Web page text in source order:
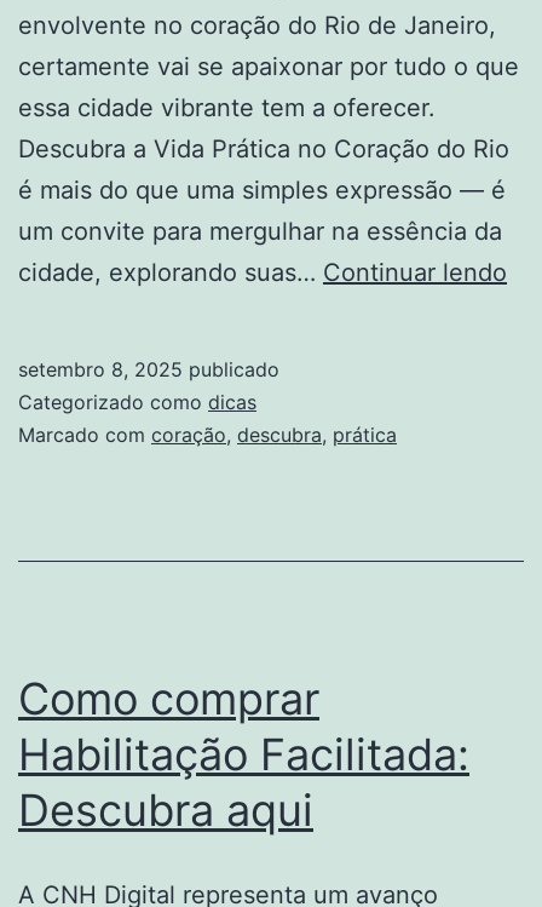
envolvente no coração do Rio de Janeiro,
certamente vai se apaixonar por tudo o que
essa cidade vibrante tem a oferecer.
Descubra a Vida Prática no Coração do Rio
é mais do que uma simples expressão — é
um convite para mergulhar na essência da
cidade, explorando suas… Continuar lendo
Rio
setembro 8, 2025 publicado
Categorizado como dicas
Marcado com coração, descubra, prática
Como comprar
Habilitação Facilitada:
Descubra aqui
A CNH Digital representa um avanço